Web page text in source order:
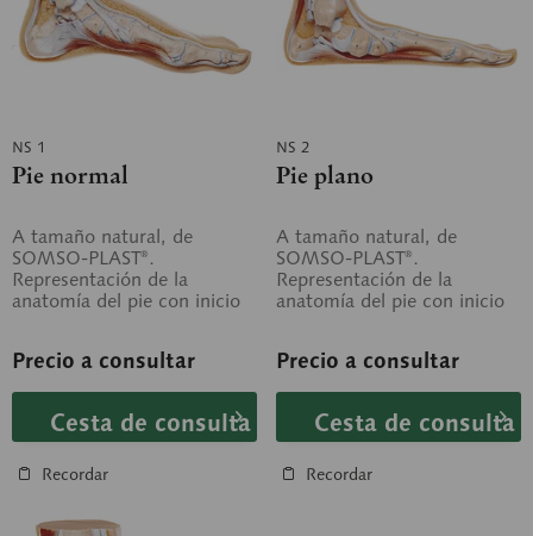
NS 1
Pie normal
A tamaño natural, de
SOMSO-PLAST®.
Representación de la
anatomía del pie con inicio
pie...
Precio a consultar
Cesta de consulta
Recordar
NS 2
Pie plano
A tamaño natural, de
SOMSO-PLAST®.
Representación de la
anatomía del pie con inicio
Precio a consultar
Cesta de consulta
Recordar